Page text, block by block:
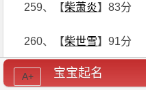
259、【柴萧炎】83分
260、【柴世雪】91分
261、【柴景蕾】94分
宝宝起名
A+